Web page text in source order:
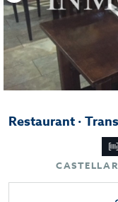
Restaurant ·